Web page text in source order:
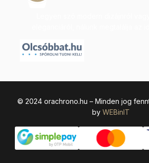
© 2024 orachrono.hu – Minden jog
by WEBinIT